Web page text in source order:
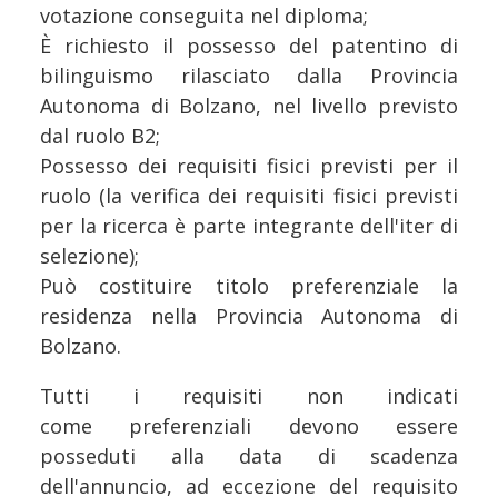
votazione conseguita nel diploma;
È richiesto il possesso del patentino di
bilinguismo rilasciato dalla Provincia
Autonoma di Bolzano, nel livello previsto
dal ruolo B2;
Possesso dei requisiti fisici previsti per il
ruolo (la verifica dei requisiti fisici previsti
per la ricerca è parte integrante dell'iter di
selezione);
Può costituire titolo preferenziale la
residenza nella Provincia Autonoma di
Bolzano.
Tutti i requisiti non indicati
come preferenziali devono essere
posseduti alla data di scadenza
dell'annuncio, ad eccezione del requisito